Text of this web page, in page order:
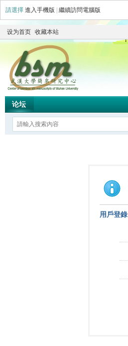
請選擇 進入手機版 繼續訪問電腦版
设为首页 收藏本站
论坛
用戶登錄